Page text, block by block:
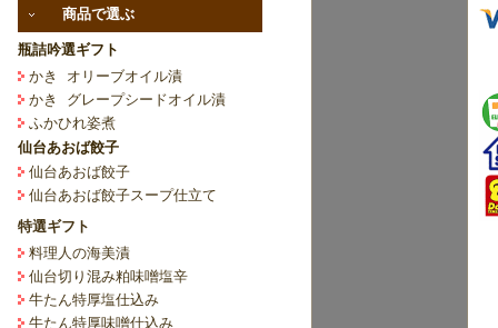
商品で選ぶ
瓶詰吟選ギフト
かき オリーブオイル漬
かき グレープシードオイル漬
ふかひれ姿煮
仙台あおば餃子
仙台あおば餃子
仙台あおば餃子スープ仕立て
特選ギフト
料理人の海美漬
仙台切り混み粕味噌塩辛
牛たん特厚塩仕込み
牛たん特厚味噌仕込み